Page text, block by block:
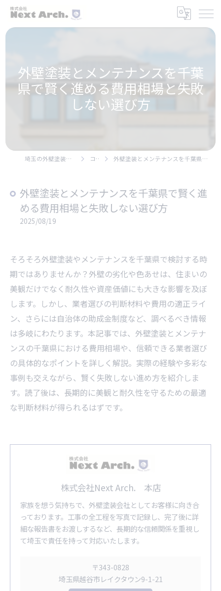
外壁塗装とメンテナンスを千葉
県で賢く進める費用相場と失敗
しない選び方
埼玉の外壁塗装なら株式会社Next Arch. コラム 外壁塗装とメンテナンスを千葉県で賢く進める費用相場と失敗しない選び方
外壁塗装とメンテナンスを千葉県で賢く進
める費用相場と失敗しない選び方
2025/08/19
そろそろ外壁塗装やメンテナンスを千葉県で検討する時
期ではありませんか？外壁の劣化や色あせは、住まいの
美観だけでなく耐久性や資産価値にも大きな影響を及ぼ
します。しかし、業者選びの判断材料や費用の適正ライ
ン、さらには自治体の助成金制度など、調べるべき情報
は多岐にわたります。本記事では、外壁塗装とメンテナ
ンスの千葉県における費用相場や、信頼できる業者選び
の具体的なポイントを詳しく解説。実際の経験や多彩な
事例も交えながら、賢く失敗しない進め方を紹介しま
す。読了後は、長期的に美観と耐久性を守るための最適
な判断材料が得られるはずです。
株式会社Next Arch. 本店
家族を想う気持ちで、外壁塗装会社としてお客様に向き合
っております。工事の全工程を写真で記録し、完了後に詳
細な報告書をお渡しするなど、長期的な信頼関係を重視し
て埼玉で責任を持って対応いたします。
〒343-0828
埼玉県越谷市レイクタウン9-1-21